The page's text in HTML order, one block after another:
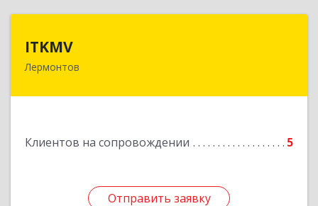
ITKMV
Лермонтов
Клиентов на сопровождении 5
Отправить заявку
Отправить заявку